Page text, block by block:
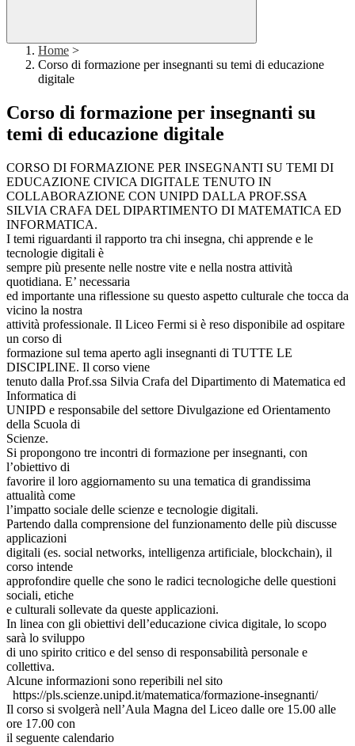
Home >
Corso di formazione per insegnanti su temi di educazione
digitale
Corso di formazione per insegnanti su
temi di educazione digitale
CORSO DI FORMAZIONE PER INSEGNANTI SU TEMI DI
EDUCAZIONE CIVICA DIGITALE TENUTO IN
COLLABORAZIONE CON UNIPD DALLA PROF.SSA
SILVIA CRAFA DEL DIPARTIMENTO DI MATEMATICA ED
INFORMATICA.
I temi riguardanti il rapporto tra chi insegna, chi apprende e le
tecnologie digitali è
sempre più presente nelle nostre vite e nella nostra attività
quotidiana. E’ necessaria
ed importante una riflessione su questo aspetto culturale che tocca da
vicino la nostra
attività professionale. Il Liceo Fermi si è reso disponibile ad ospitare
un corso di
formazione sul tema aperto agli insegnanti di TUTTE LE
DISCIPLINE. Il corso viene
tenuto dalla Prof.ssa Silvia Crafa del Dipartimento di Matematica ed
Informatica di
UNIPD e responsabile del settore Divulgazione ed Orientamento
della Scuola di
Scienze.
Si propongono tre incontri di formazione per insegnanti, con
l’obiettivo di
favorire il loro aggiornamento su una tematica di grandissima
attualità come
l’impatto sociale delle scienze e tecnologie digitali.
Partendo dalla comprensione del funzionamento delle più discusse
applicazioni
digitali (es. social networks, intelligenza artificiale, blockchain), il
corso intende
approfondire quelle che sono le radici tecnologiche delle questioni
sociali, etiche
e culturali sollevate da queste applicazioni.
In linea con gli obiettivi dell’educazione civica digitale, lo scopo
sarà lo sviluppo
di uno spirito critico e del senso di responsabilità personale e
collettiva.
Alcune informazioni sono reperibili nel sito
https://pls.scienze.unipd.it/matematica/formazione-insegnanti/
Il corso si svolgerà nell’Aula Magna del Liceo dalle ore 15.00 alle
ore 17.00 con
il seguente calendario